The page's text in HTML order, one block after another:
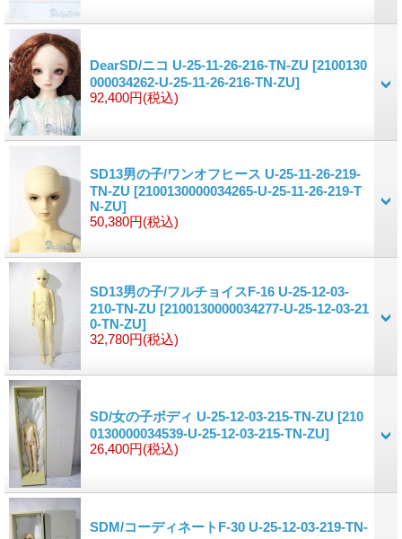
DearSD/ニコ U-25-11-26-216-TN-ZU [2100130
000034262-U-25-11-26-216-TN-ZU]
92,400円(税込)
SD13男の子/ワンオフヒース U-25-11-26-219-
TN-ZU [2100130000034265-U-25-11-26-219-T
N-ZU]
50,380円(税込)
SD13男の子/フルチョイスF-16 U-25-12-03-
210-TN-ZU [2100130000034277-U-25-12-03-21
0-TN-ZU]
32,780円(税込)
SD/女の子ボディ U-25-12-03-215-TN-ZU [210
0130000034539-U-25-12-03-215-TN-ZU]
26,400円(税込)
SDM/コーディネートF-30 U-25-12-03-219-TN-